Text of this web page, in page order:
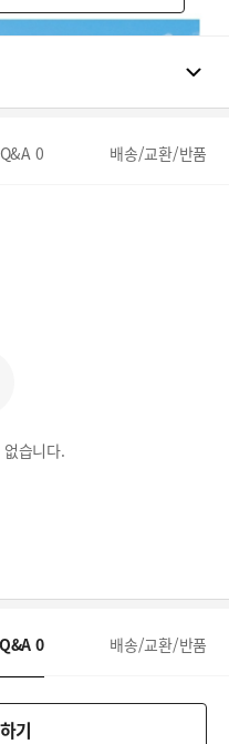
Q&A 0 배송/교환/반품
습니다.
Q&A 0 배송/교환/반품
기